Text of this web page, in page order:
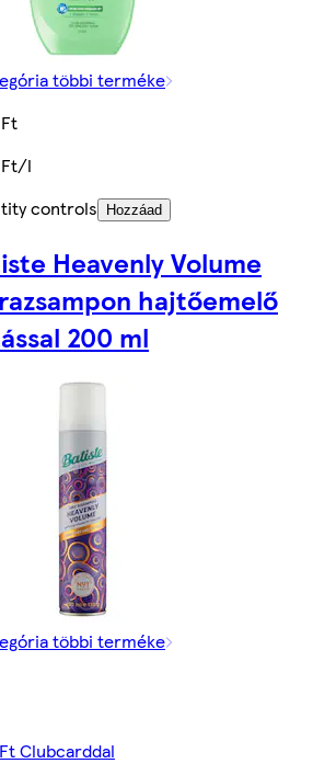
többi terméke
Ft/l
controls
Hozzáad
Heavenly Volume
hajtőemelő
200 ml
többi terméke
Clubcarddal